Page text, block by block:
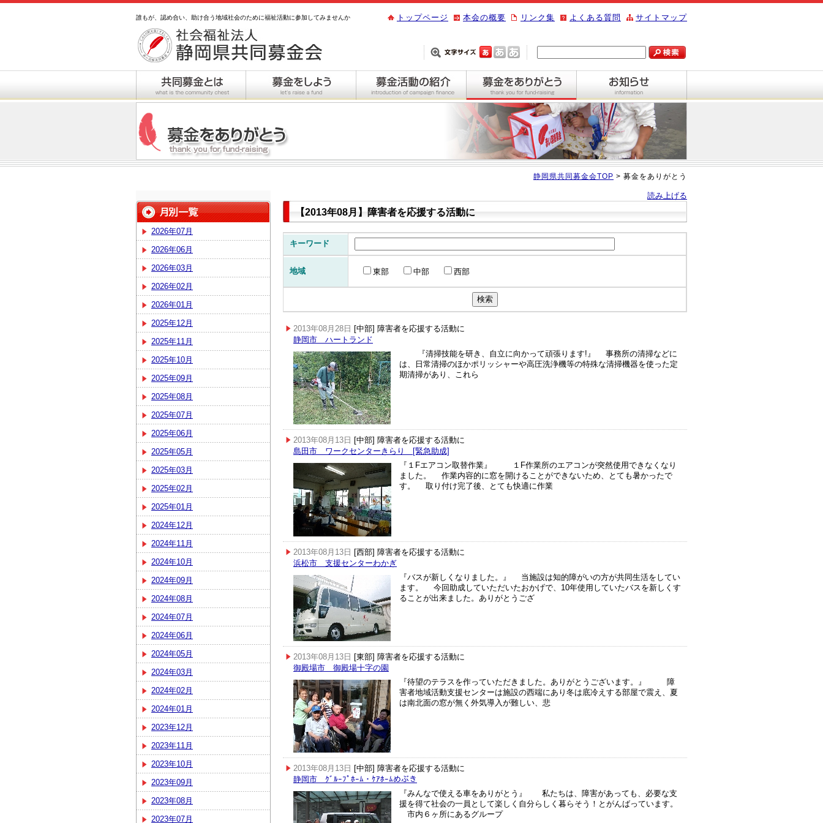
誰もが、認め合い、助け合う地域社会のために福祉活動に参加してみませんか サイトマップ
よくある質問
リンク集
本会の概要
トップページ
静岡県共同募金会TOP > 募金をありがとう
読み上げる
2026年07月
2026年06月
2026年03月
2026年02月
2026年01月
2025年12月
2025年11月
2025年10月
2025年09月
2025年08月
2025年07月
2025年06月
2025年05月
2025年03月
2025年02月
2025年01月
2024年12月
2024年11月
2024年10月
2024年09月
2024年08月
2024年07月
2024年06月
2024年05月
2024年03月
2024年02月
2024年01月
2023年12月
2023年11月
2023年10月
2023年09月
2023年08月
2023年07月
【2013年08月】障害者を応援する活動に
キーワード
地域 東部 中部 西部
2013年08月28日 [中部] 障害者を応援する活動に
静岡市 ハートランド
『清掃技能を研き、自立に向かって頑張ります!』 事務所の清掃などに
は、日常清掃のほかポリッシャーや高圧洗浄機等の特殊な清掃機器を使った定
期清掃があり、これら
2013年08月13日 [中部] 障害者を応援する活動に
島田市 ワークセンターきらり [緊急助成]
『１Fエアコン取替作業』 １F作業所のエアコンが突然使用できなくなり
ました。 作業内容的に窓を開けることができないため、とても暑かったで
す。 取り付け完了後、とても快適に作業
2013年08月13日 [西部] 障害者を応援する活動に
浜松市 支援センターわかぎ
『バスが新しくなりました。』 当施設は知的障がいの方が共同生活をしてい
ます。 今回助成していただいたおかげで、10年使用していたバスを新しくす
ることが出来ました。ありがとうござ
2013年08月13日 [東部] 障害者を応援する活動に
御殿場市 御殿場十字の園
『待望のテラスを作っていただきました。ありがとうございます。』 障
害者地域活動支援センターは施設の西端にあり冬は底冷えする部屋で震え、夏
は南北面の窓が無く外気導入が難しい、悲
2013年08月13日 [中部] 障害者を応援する活動に
静岡市 ｸﾞﾙｰﾌﾟﾎｰﾑ・ｹｱﾎｰﾑめぶき
『みんなで使える車をありがとう』 私たちは、障害があっても、必要な支
援を得て社会の一員として楽しく自分らしく暮らそう！とがんばっています。
市内６ヶ所にあるグループ